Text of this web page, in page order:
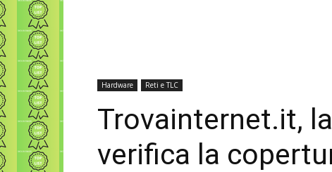
Hardware Reti e TLC
Trovainternet.it,
verifica la